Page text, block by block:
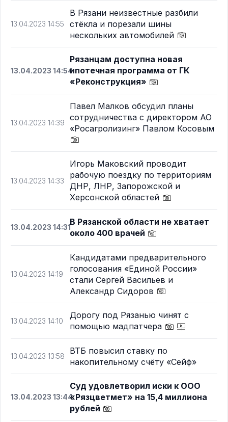
13.04.2023 14:55
В Рязани неизвестные разбили
стёкла и порезали шины
нескольких автомобилей
13.04.2023 14:54
Рязанцам доступна новая
ипотечная программа от ГК
«Реконструкция»
13.04.2023 14:39
Павел Малков обсудил планы
сотрудничества с директором АО
«Росагролизинг» Павлом Косовым
13.04.2023 14:33
Игорь Маковский проводит
рабочую поездку по территориям
ДНР, ЛНР, Запорожской и
Херсонской областей
13.04.2023 14:31
В Рязанской области не хватает
около 400 врачей
13.04.2023 14:19
Кандидатами предварительного
голосования «Единой России»
стали Сергей Васильев и
Александр Сидоров
13.04.2023 14:10
Дорогу под Рязанью чинят с
помощью мадпатчера
13.04.2023 13:58
ВТБ повысил ставку по
накопительному счёту «Сейф»
13.04.2023 13:44
Суд удовлетворил иски к ООО
«Рязцветмет» на 15,4 миллиона
рублей